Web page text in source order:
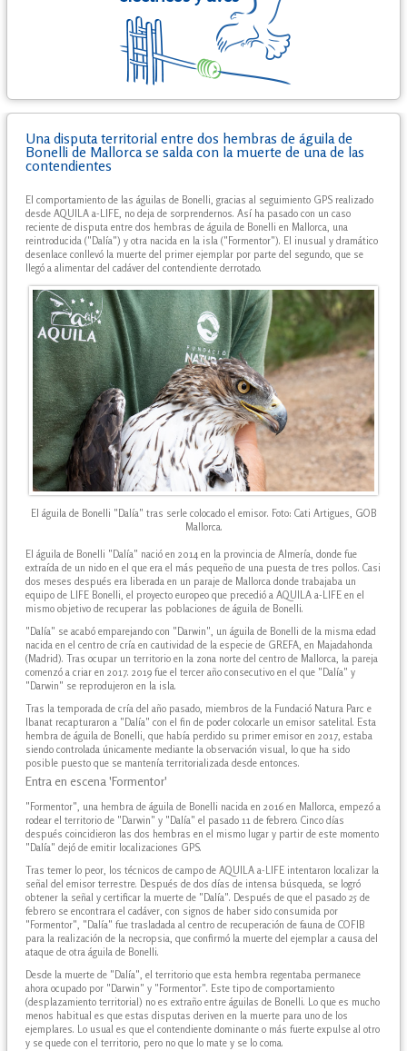
Una disputa territorial entre dos hembras de águila de
Bonelli de Mallorca se salda con la muerte de una de las
contendientes
El comportamiento de las águilas de Bonelli, gracias al seguimiento GPS realizado
desde AQUILA a-LIFE, no deja de sorprendernos. Así ha pasado con un caso
reciente de disputa entre dos hembras de águila de Bonelli en Mallorca, una
reintroducida ("Dalía") y otra nacida en la isla ("Formentor"). El inusual y dramático
desenlace conllevó la muerte del primer ejemplar por parte del segundo, que se
llegó a alimentar del cadáver del contendiente derrotado.
El águila de Bonelli "Dalía" tras serle colocado el emisor. Foto: Cati Artigues, GOB
Mallorca.
El águila de Bonelli "Dalía" nació en 2014 en la provincia de Almería, donde fue
extraída de un nido en el que era el más pequeño de una puesta de tres pollos. Casi
dos meses después era liberada en un paraje de Mallorca donde trabajaba un
equipo de LIFE Bonelli, el proyecto europeo que precedió a AQUILA a-LIFE en el
mismo objetivo de recuperar las poblaciones de águila de Bonelli.
"Dalía" se acabó emparejando con "Darwin", un águila de Bonelli de la misma edad
nacida en el centro de cría en cautividad de la especie de GREFA, en Majadahonda
(Madrid). Tras ocupar un territorio en la zona norte del centro de Mallorca, la pareja
comenzó a criar en 2017. 2019 fue el tercer año consecutivo en el que "Dalía" y
"Darwin" se reprodujeron en la isla.
Tras la temporada de cría del año pasado, miembros de la Fundació Natura Parc e
Ibanat recapturaron a "Dalía" con el fin de poder colocarle un emisor satelital. Esta
hembra de águila de Bonelli, que había perdido su primer emisor en 2017, estaba
siendo controlada únicamente mediante la observación visual, lo que ha sido
posible puesto que se mantenía territorializada desde entonces.
Entra en escena 'Formentor'
"Formentor", una hembra de águila de Bonelli nacida en 2016 en Mallorca, empezó a
rodear el territorio de "Darwin" y "Dalía" el pasado 11 de febrero. Cinco días
después coincidieron las dos hembras en el mismo lugar y partir de este momento
"Dalía" dejó de emitir localizaciones GPS.
Tras temer lo peor, los técnicos de campo de AQUILA a-LIFE intentaron localizar la
señal del emisor terrestre. Después de dos días de intensa búsqueda, se logró
obtener la señal y certificar la muerte de "Dalía". Después de que el pasado 25 de
febrero se encontrara el cadáver, con signos de haber sido consumida por
"Formentor", "Dalía" fue trasladada al centro de recuperación de fauna de COFIB
para la realización de la necropsia, que confirmó la muerte del ejemplar a causa del
ataque de otra águila de Bonelli.
Desde la muerte de "Dalía", el territorio que esta hembra regentaba permanece
ahora ocupado por "Darwin" y "Formentor". Este tipo de comportamiento
(desplazamiento territorial) no es extraño entre águilas de Bonelli. Lo que es mucho
menos habitual es que estas disputas deriven en la muerte para uno de los
ejemplares. Lo usual es que el contendiente dominante o más fuerte expulse al otro
y se quede con el territorio, pero no que lo mate y se lo coma.